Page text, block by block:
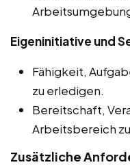
Eigeninitiative und
Fähigkeit,
zu erledigen.
Bereitschaft,
Arbeitsbereich
Zusätzliche